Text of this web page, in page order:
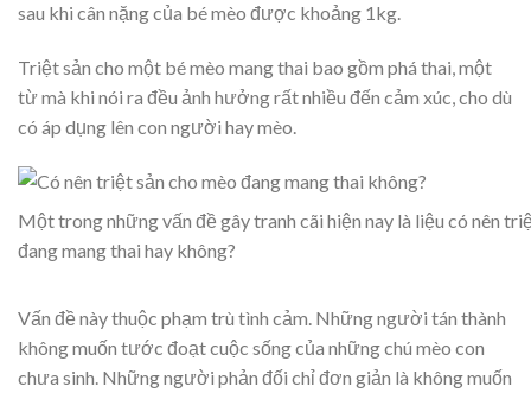
sau khi cân nặng của bé mèo được khoảng 1kg.
Triệt sản cho một bé mèo mang thai bao gồm phá thai, một
từ mà khi nói ra đều ảnh hưởng rất nhiều đến cảm xúc, cho dù
có áp dụng lên con người hay mèo.
Một trong những vấn đề gây tranh cãi hiện nay là liệu có nên
đang mang thai hay không?
Vấn đề này thuộc phạm trù tình cảm. Những người tán thành
không muốn tước đoạt cuộc sống của những chú mèo con
chưa sinh. Những người phản đối chỉ đơn giản là không muốn